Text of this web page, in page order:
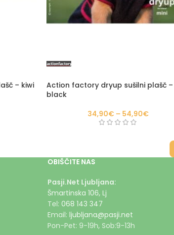
– kiwi
Action factory dryup sušilni plašč –
black
34,90€ – 54,90€
OBIŠČITE NAS
Pasji.Net Ljubljana:
Šmartinska 106, Lj
Tel: 068 143 347
Email: ljubljana@pasji.net
Pon-Pet: 9-19h, Sob:9-13h